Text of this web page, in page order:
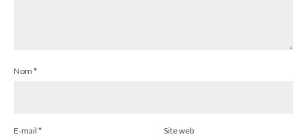
Nom *
E-mail * Site web